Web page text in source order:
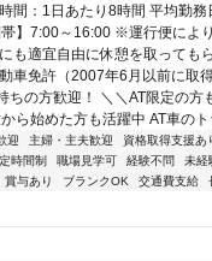
間：1日あたり8時間 平均勤務
】7:00～16:00 ※運行便によ
も適宜自由に休憩を取ってもら
車免許（2007年6月以前に取
ちの方歓迎！ ＼＼AT限定の方
ら始めた方も活躍中 AT車のト
迎 主婦・主夫歓迎 資格取得支援あ
時間制 職場見学可 経験不問
未経
賞与あり ブランクOK 交通費支給